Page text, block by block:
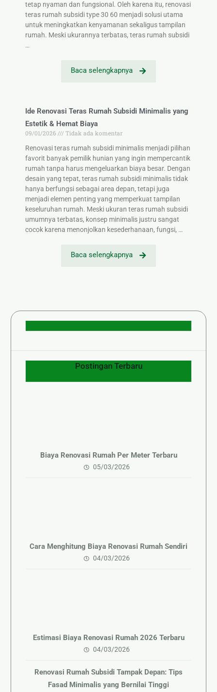
tetap nyaman dan fungsional. Oleh karena itu, renovasi
teras rumah subsidi type 30 60 menjadi solusi utama
untuk meningkatkan kenyamanan sekaligus tampilan
rumah. Meski ukurannya terbatas, teras rumah subsidi
…
Baca selengkapnya
Ide Renovasi Teras Rumah Subsidi Minimalis yang
Estetik & Hemat Biaya
09/01/2026
Tidak ada komentar
Renovasi teras rumah subsidi minimalis menjadi pilihan
favorit banyak pemilik hunian yang ingin mempercantik
rumah tanpa harus mengeluarkan biaya besar. Dengan
desain yang tepat, teras rumah subsidi minimalis tidak
hanya berfungsi sebagai area depan, tetapi juga
menjadi elemen penting yang memperkuat tampilan
keseluruhan rumah. Meski ukuran teras rumah subsidi
umumnya terbatas, konsep minimalis justru sangat
cocok karena menonjolkan kesederhanaan, fungsi, …
Baca selengkapnya
Postingan Terbaru
Biaya Renovasi Rumah Per Meter Terbaru
05/03/2026
Cara Menghitung Biaya Renovasi Rumah Sendiri
04/03/2026
Estimasi Biaya Renovasi Rumah 2026 Terbaru
04/03/2026
Renovasi Rumah Subsidi Tampak Depan: Tips
Fasad Minimalis yang Bernilai Tinggi